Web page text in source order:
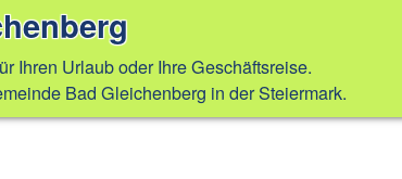
Ihren Urlaub oder Ihre Geschäftsreise.
Bad Gleichenberg in der Steiermark.